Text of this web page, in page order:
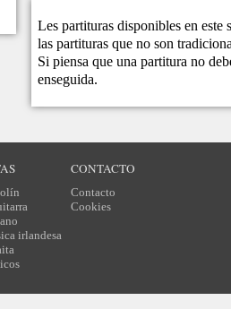
Les partituras disponibles en este
las partituras que no son
Si piensa que una partitura no
enseguida.
irlandesa
CONTACTO
Contacto
Cookies